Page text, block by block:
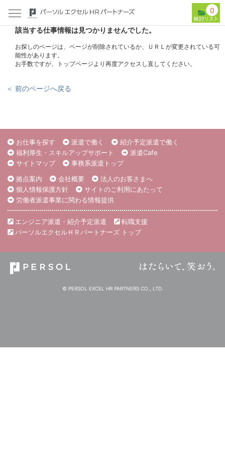
0
該当する仕事情報は見つかりませんでした。
お探しのページは、ページが削除されているか、ＵＲＬが変更されている可
能性があります。
お手数ですが、トップページより再度アクセスし直してください。
＜ 前のページへ戻る
お仕事を探す 派遣で働く
紹介予定派遣で働く
福利厚生・スキルアップサポート
派遣Cafe
サイトマップ
事務系派遣トップ
拠点案内
会社概要
法人のお客さまへ
個人情報保護方針
サイトのご利用にあたって
労働者派遣事業に関わる情報提供
エンジニア派遣・紹介予定派遣
転職支援
パーソルエクセルＨＲパートナーズ トップ
© PERSOL EXCEL HR PARTNERS CO., LTD.